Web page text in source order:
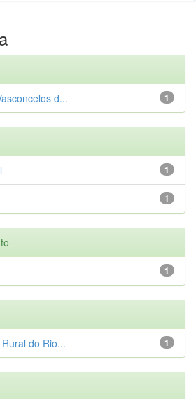
1
d...
1
1
1
1
do Rio...